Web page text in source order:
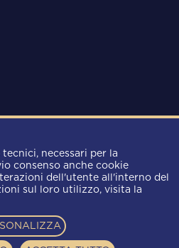
necessari per la
consenso anche cookie
dell'utente all'interno del
sul loro utilizzo, visita la